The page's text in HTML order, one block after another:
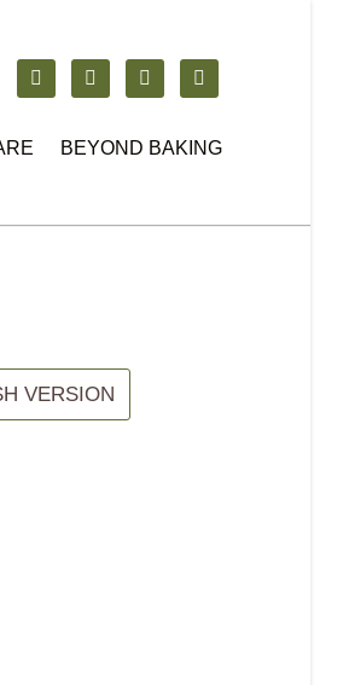
BEYOND BAKING
VERSION